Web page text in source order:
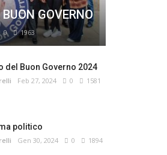
GOVERNO
0 1963
del Buon Governo 2024
Feb 27, 2024 0 1581
politico
Gen 30, 2024 0 1894